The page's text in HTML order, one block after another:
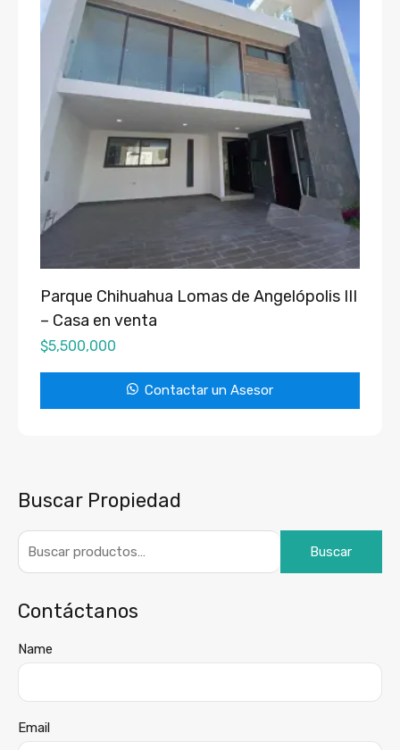
Parque Chihuahua Lomas de Angelópolis III
– Casa en venta
$5,500,000
Contactar un Asesor
Buscar Propiedad
Buscar
Contáctanos
Name
Email